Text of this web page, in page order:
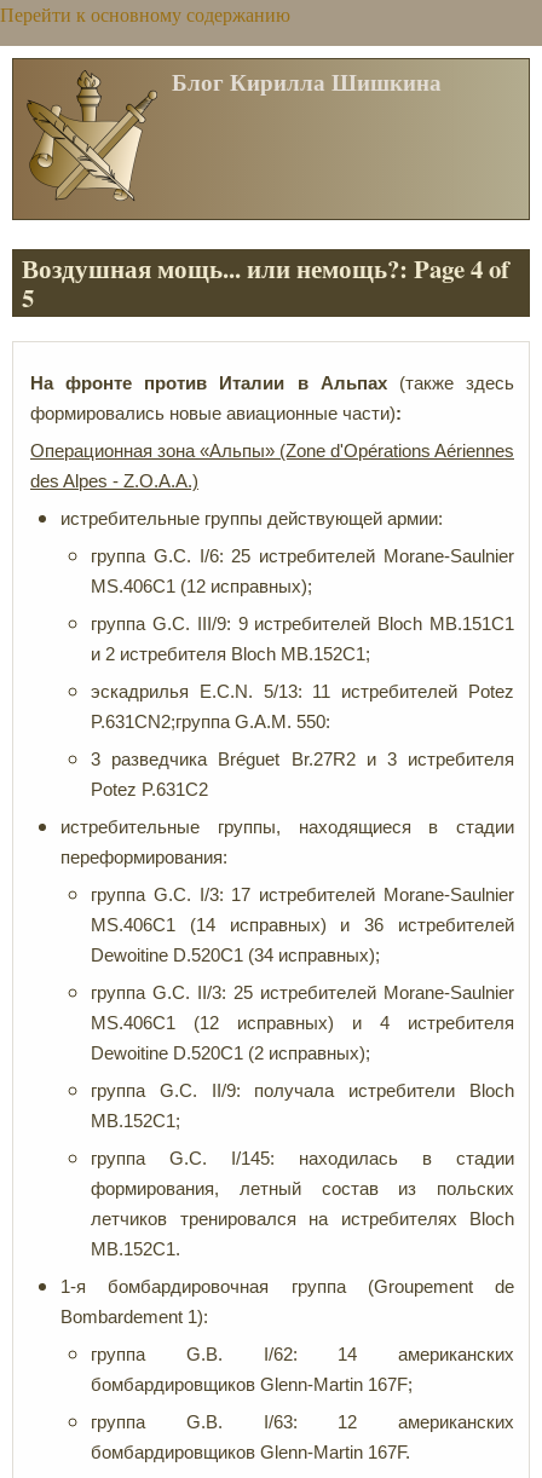
Перейти к основному содержанию
Блог Кирилла Шишкина
Воздушная мощь... или немощь?: Page 4 of
5
На фронте против Италии в Альпах (также здесь
формировались новые авиационные части):
Операционная зона «Альпы» (Zone d'Opérations Aériennes
des Alpes - Z.O.A.A.)
истребительные группы действующей армии:
группа G.C. I/6: 25 истребителей Morane-Saulnier
MS.406C1 (12 исправных);
группа G.C. III/9: 9 истребителей Bloch MB.151C1
и 2 истребителя Bloch MB.152C1;
эскадрилья E.C.N. 5/13: 11 истребителей Potez
P.631CN2;группа G.A.M. 550:
3 разведчика Bréguet Br.27R2 и 3 истребителя
Potez P.631C2
истребительные группы, находящиеся в стадии
переформирования:
группа G.C. I/3: 17 истребителей Morane-Saulnier
MS.406C1 (14 исправных) и 36 истребителей
Dewoitine D.520C1 (34 исправных);
группа G.C. II/3: 25 истребителей Morane-Saulnier
MS.406C1 (12 исправных) и 4 истребителя
Dewoitine D.520C1 (2 исправных);
группа G.C. II/9: получала истребители Bloch
MB.152C1;
группа G.C. I/145: находилась в стадии
формирования, летный состав из польских
летчиков тренировался на истребителях Bloch
MB.152C1.
1-я бомбардировочная группа (Groupement de
Bombardement 1):
группа G.B. I/62: 14 американских
бомбардировщиков Glenn-Martin 167F;
группа G.B. I/63: 12 американских
бомбардировщиков Glenn-Martin 167F.